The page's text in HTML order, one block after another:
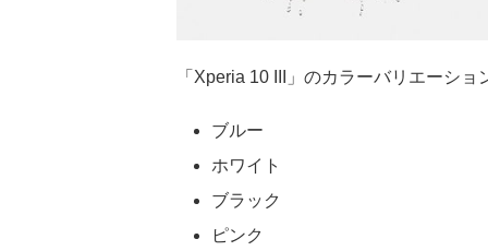
「Xperia 10 III」のカラーバリエーショ
ブルー
ホワイト
ブラック
ピンク